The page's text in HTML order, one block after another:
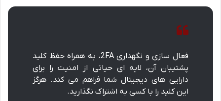
فعال سازی و نگهداری 2FA، به همراه حفظ کلید
پشتیبان آن، لایه ای حیاتی از امنیت را برای
دارایی های دیجیتال شما فراهم می کند. هرگز
این کلید را با کسی به اشتراک نگذارید.